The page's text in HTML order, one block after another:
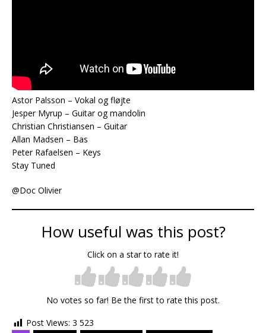
Astor Palsson – Vokal og fløjte
Jesper Myrup – Guitar og mandolin
Christian Christiansen – Guitar
Allan Madsen – Bas
Peter Rafaelsen – Keys
Stay Tuned
@Doc Olivier
How useful was this post?
Click on a star to rate it!
No votes so far! Be the first to rate this post.
Post Views: 3 523